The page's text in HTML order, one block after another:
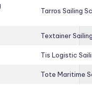
Tarros Sailing
Textainer
Tis Logistic
Tote Maritime